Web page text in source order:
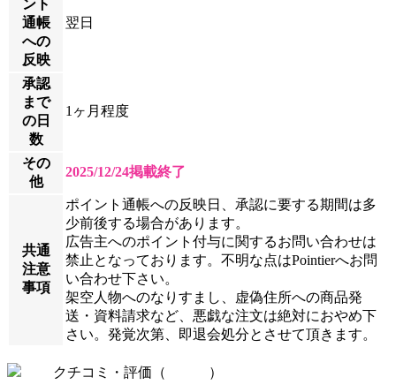
ント
通帳
への
反映
翌日
承認
まで
の日
数
1ヶ月程度
その
他
2025/12/24掲載終了
共通
注意
事項
ポイント通帳への反映日、承認に要する期間は多
少前後する場合があります。
広告主へのポイント付与に関するお問い合わせは
禁止となっております。不明な点はPointierへお問
い合わせ下さい。
架空人物へのなりすまし、虚偽住所への商品発
送・資料請求など、悪戯な注文は絶対におやめ下
さい。発覚次第、即退会処分とさせて頂きます。
クチコミ・評価（
）